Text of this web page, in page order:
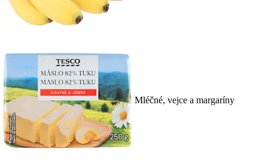
Mléčné, vejce a margaríny